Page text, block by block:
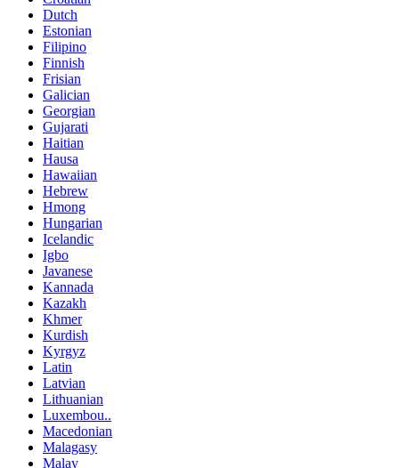
Dutch
Estonian
Filipino
Finnish
Frisian
Galician
Georgian
Gujarati
Haitian
Hausa
Hawaiian
Hebrew
Hmong
Hungarian
Icelandic
Igbo
Javanese
Kannada
Kazakh
Khmer
Kurdish
Kyrgyz
Latin
Latvian
Lithuanian
Luxembou..
Macedonian
Malagasy
Malay